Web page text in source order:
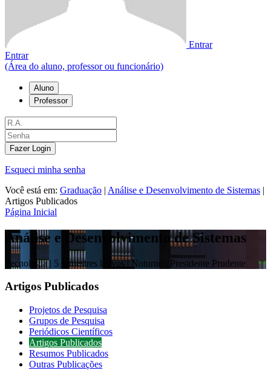
Entrar
Entrar
(Área do aluno, professor ou funcionário)
Aluno
Professor
Fazer Login
Esqueci minha senha
Você está em: Graduação | Análise e Desenvolvimento de Sistemas |
Artigos Publicados
Página Inicial
Análise e Desenvolvimento de Sistemas
Tecnologia | 5 semestres letivos | Noturno | Presidente Prudente
Artigos Publicados
Projetos de Pesquisa
Grupos de Pesquisa
Periódicos Científicos
Artigos Publicados
Resumos Publicados
Outras Publicações